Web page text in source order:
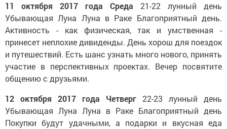
11 октября 2017 года Среда
21-22 лунный день
Убывающая Луна Луна в Раке Благоприятный день.
Активность - как физическая, так и умственная -
принесет неплохие дивиденды. День хорош для поездок
и путешествий. Есть шанс узнать много нового, принять
участие в перспективных проектах. Вечер посвятите
общению с друзьями.
12 октября 2017 года
Четверг
22-23 лунный день
Убывающая Луна Луна в Раке Благоприятный день
Покупки будут удачными, а подарки и вкусная еда